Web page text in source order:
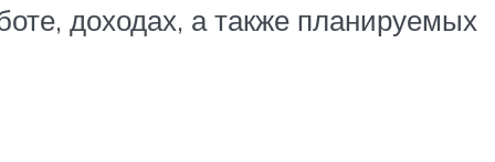
доходах, а также планируемых